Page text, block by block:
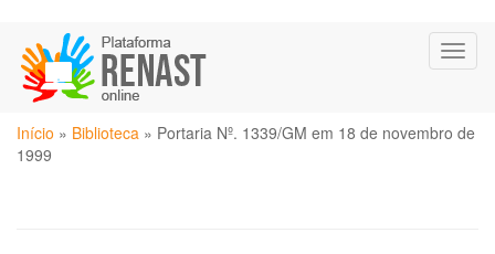
para
conteúdo
principal
Você
está
Início » Biblioteca » Portaria Nº. 1339/GM em 18 de novembro de
1999